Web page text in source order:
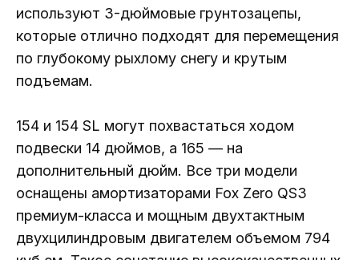
используют 3-дюймовые грунтозацепы,
которые отлично подходят для перемещения
по глубокому рыхлому снегу и крутым
подъемам.
154 и 154 SL могут похвастаться ходом
подвески 14 дюймов, а 165 — на
дополнительный дюйм. Все три модели
оснащены амортизаторами Fox Zero QS3
премиум-класса и мощным двухтактным
двухцилиндровым двигателем объемом 794